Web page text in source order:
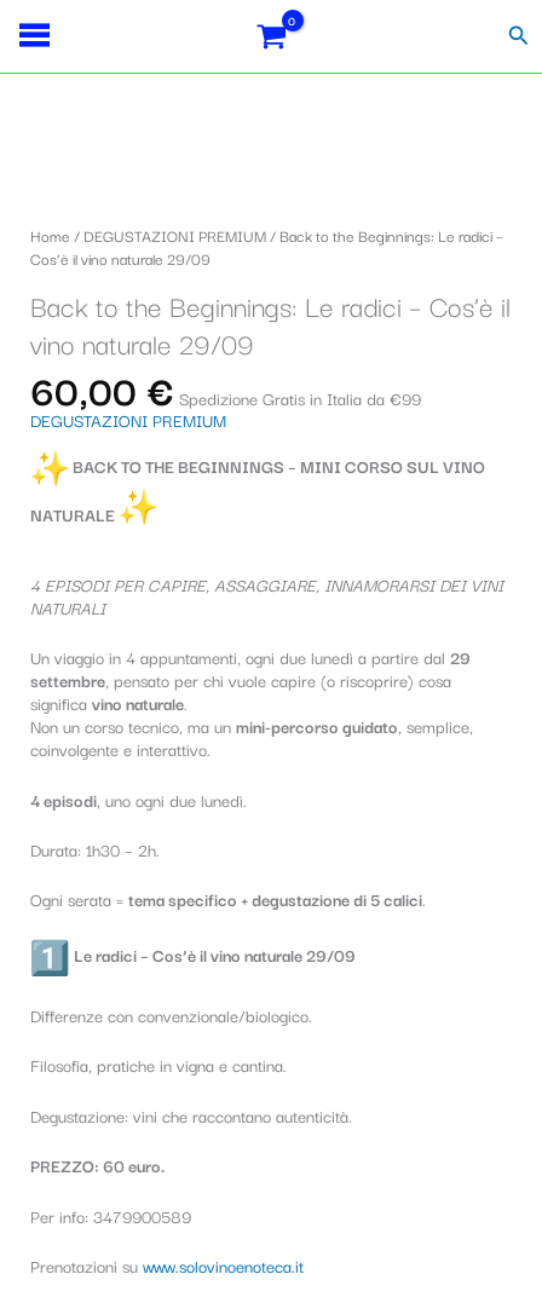
contenuto
Home / DEGUSTAZIONI PREMIUM/ Back to the Beginnings: Le radici –
Cos’è il vino naturale 29/09
Back to the Beginnings: Le radici – Cos’è il
vino naturale 29/09
60,00 € Spedizione Gratis in Italia da €99
DEGUSTAZIONI PREMIUM
BACK TO THE BEGINNINGS – MINI CORSO SUL VINO
NATURALE
4 EPISODI PER CAPIRE, ASSAGGIARE, INNAMORARSI DEI VINI
NATURALI
Un viaggio in 4 appuntamenti, ogni due lunedì a partire dal 29
settembre, pensato per chi vuole capire (o riscoprire) cosa
significavino naturale.
Non un corso tecnico, ma unmini-percorso guidato, semplice,
coinvolgente e interattivo.
4 episodi, uno ogni due lunedì.
Durata: 1h30 – 2h.
Ogni serata =tema specifico + degustazione di 5 calici.
Le radici – Cos’è il vino naturale 29/09
Differenze con convenzionale/biologico.
Filosofia, pratiche in vigna e cantina.
Degustazione: vini che raccontano autenticità.
PREZZO:60 euro.
Per info: 3479900589
Prenotazioni suwww.solovinoenoteca.it
S
o
n
c
a
e
o
r
i
a
fiscale:
Carrello: